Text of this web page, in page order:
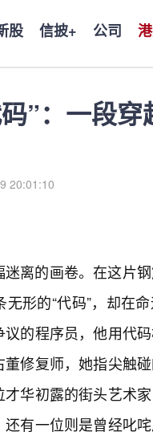
股 信披+ 公司
”：一段
20:01:10
离的画卷。在这片
形的“代码”，却在
的程序员，他用代
修复师，她指尖触碰
华初露的街头艺术
有一位则是曾经叱